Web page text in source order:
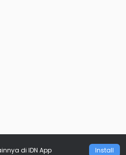
di IDN App Install